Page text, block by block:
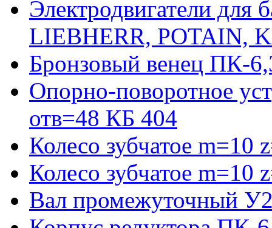
Электродвигатели для
LIEBHERR, POTAIN,
Бронзовый венец ПК-
Опорно-поворотное
отв=48 КБ 404
Колесо зубчатое
Колесо зубчатое
Вал промежуточный